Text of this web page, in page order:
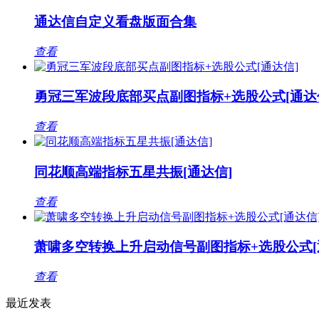
通达信自定义看盘版面合集
查看
勇冠三军波段底部买点副图指标+选股公式[通
查看
同花顺高端指标五星共振[通达信]
查看
萧啸多空转换上升启动信号副图指标+选股公式
查看
最近发表